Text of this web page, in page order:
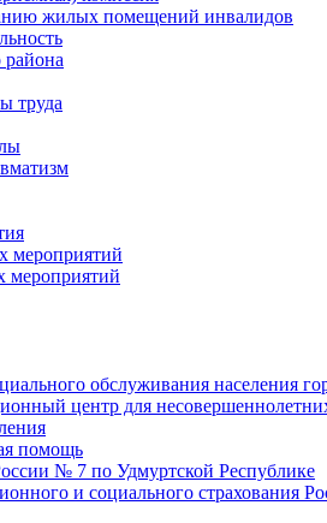
жилых помещений инвалидов
труда
мероприятий
мероприятий
обслуживания населения
центр для
помощь
№ 7 по Удмуртской Республике
и социального страхования